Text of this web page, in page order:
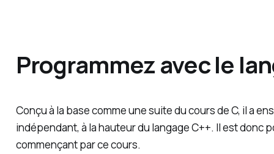
Programmez avec le
Conçu à la base comme une suite du cours de C, il a
indépendant, à la hauteur du langage C++. Il est donc
commençant par ce cours.